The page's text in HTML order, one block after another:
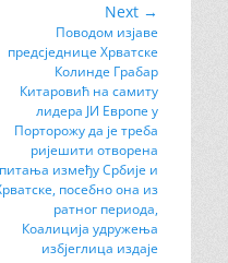
Next →
Поводом изјаве
предсједнице Хрватске
Колинде Грабар
Китаровић на самиту
лидера ЈИ Европе у
Порторожу да је треба
ријешити отворена
питања између Србије и
посебно она из
ратног периода,
Коалиција удружења
избјеглица издаје